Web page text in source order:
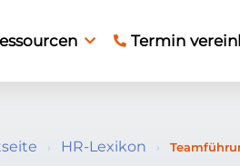
Termin
› HR-Lexikon ›